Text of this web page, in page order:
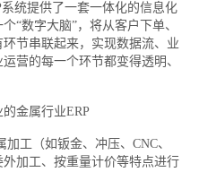
统提供了一套一体化的信息化
“数字大脑”，将从客户下单、
节串联起来，实现数据流、业
营的每一个环节都变得透明、
金属行业ERP
工（如钣金、冲压、CNC、
加工、按重量计价等特点进行